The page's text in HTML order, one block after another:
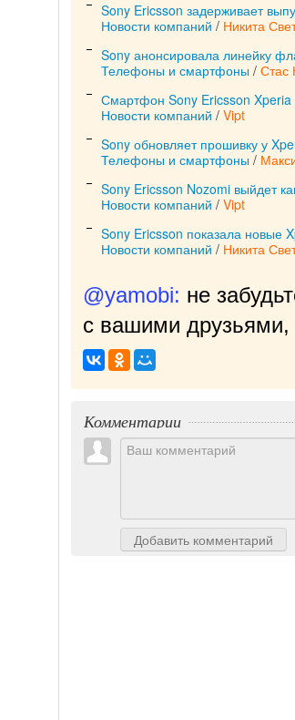
Sony Ericsson задерживает
Новости компаний / Никита
Sony анонсировала линейку
Телефоны и смартфоны / Стас
Смартфон Sony Ericsson
Новости компаний / Vipt
Sony обновляет прошивку у
Телефоны и смартфоны /
Sony Ericsson Nozomi выйдет
Новости компаний / Vipt
Sony Ericsson показала новые
Новости компаний / Никита
@yamobi: не
с вашими друзьями,
Комментарии
Добавить комментарий